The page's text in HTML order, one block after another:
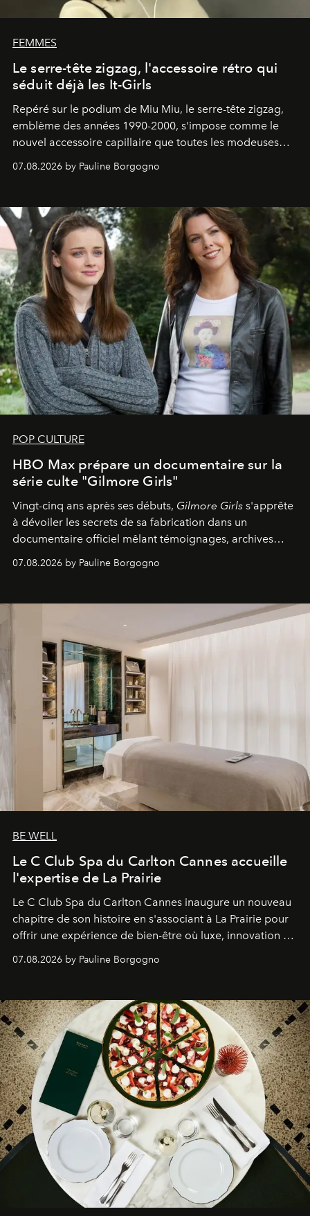
FEMMES
Le serre-tête zigzag, l'accessoire rétro qui
séduit déjà les It-Girls
Repéré sur le podium de Miu Miu, le serre-tête zigzag,
emblème des années 1990-2000, s'impose comme le
nouvel accessoire capillaire que toutes les modeuses
s'arrachent déjà.
07.08.2026 by Pauline Borgogno
POP CULTURE
HBO Max prépare un documentaire sur la
série culte "Gilmore Girls"
Vingt-cinq ans après ses débuts, Gilmore Girls s'apprête
à dévoiler les secrets de sa fabrication dans un
documentaire officiel mêlant témoignages, archives
inédites et plongée dans les coulisses d'un phénomène
générationnel.
07.08.2026 by Pauline Borgogno
BE WELL
Le C Club Spa du Carlton Cannes accueille
l'expertise de La Prairie
Le C Club Spa du Carlton Cannes inaugure un nouveau
chapitre de son histoire en s'associant à La Prairie pour
offrir une expérience de bien-être où luxe, innovation et
expertise se rencontrent.
07.08.2026 by Pauline Borgogno